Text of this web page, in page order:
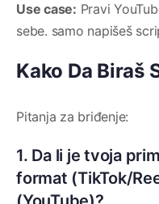
Use case: Pravi
sebe. samo napišeš
Kako Da Biraš
Pitanja za briđenje:
1. Da li je tvoja
format (TikTok/